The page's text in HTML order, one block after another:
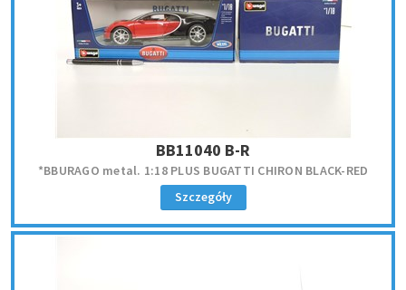
BB11040 B-R
*BBURAGO metal. 1:18 PLUS BUGATTI CHIRON BLACK-RED
Szczegóły